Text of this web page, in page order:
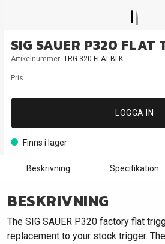
SIG SAUER P320 FLAT
Artikelnummer: TRG-320-FLAT-BLK
Pris
LOGGA IN
Finns i lager
Beskrivning Specifikation
BESKRIVNING
The SIG SAUER P320 factory flat
replacement to your stock trigger.